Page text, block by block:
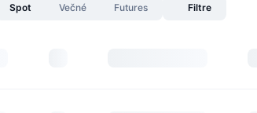
Spot Večné Futures Filtre